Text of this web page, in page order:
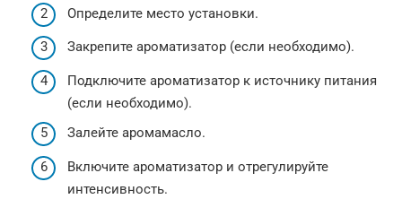
Определите место установки.
Закрепите ароматизатор (если необходимо).
Подключите ароматизатор к источнику питания
(если необходимо).
Залейте аромамасло.
Включите ароматизатор и отрегулируйте
интенсивность.